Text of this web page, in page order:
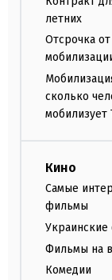
летних
Отсрочка от
сколько
мобилизует
Кино
Самые
фильмы
Фильмы на
Комедии